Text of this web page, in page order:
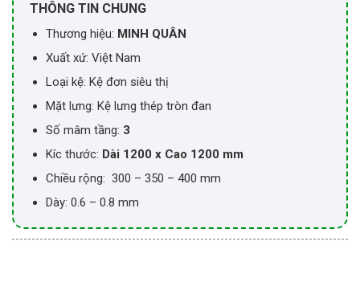
THÔNG TIN CHUNG
Thương hiệu: MINH QUÂN
Xuất xứ: Việt Nam
Loại kệ: Kệ đơn siêu thị
Mặt lưng: Kệ lưng thép tròn đan
Số mâm tầng: 3
Kíc thước: Dài 1200 x Cao 1200 mm
Chiều rộng: 300 – 350 – 400 mm
Dày: 0.6 – 0.8 mm